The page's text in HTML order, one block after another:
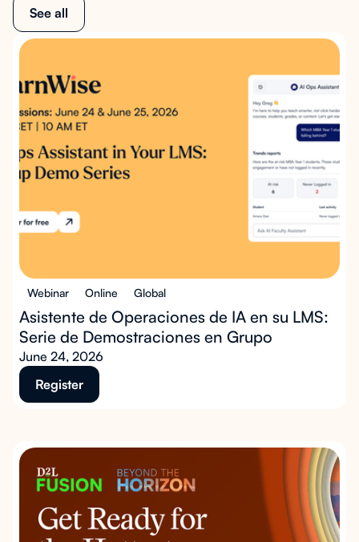
See all
Webinar Online Global
Asistente de Operaciones de IA en su LMS:
Serie de Demostraciones en Grupo
June 24, 2026
Register